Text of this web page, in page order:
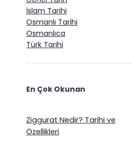
İslam Tarihi
Osmanlı Tarihi
Osmanlıca
Türk Tarihi
En Çok Okunan
Ziggurat Nedir? Tarihi ve
Özellikleri